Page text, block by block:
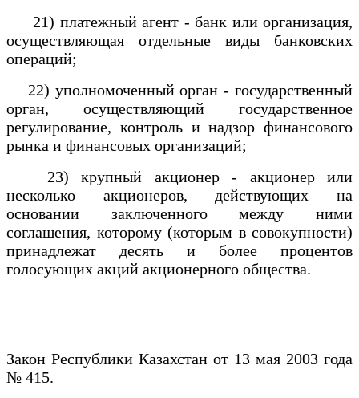
21) платежный агент - банк или организация,
осуществляющая отдельные виды банковских
операций;
22) уполномоченный орган - государственный
орган, осуществляющий государственное
регулирование, контроль и надзор финансового
рынка и финансовых организаций;
23) крупный акционер - акционер или
несколько акционеров, действующих на
основании заключенного между ними
соглашения, которому (которым в совокупности)
принадлежат десять и более процентов
голосующих акций акционерного общества.
Закон Республики Казахстан от 13 мая 2003 года
№ 415.